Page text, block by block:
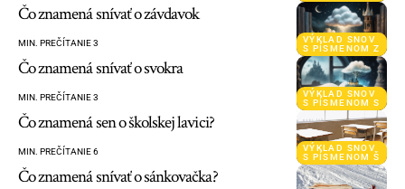
VÝKLAD SNOV
S PÍSMENOM Z
Čo znamená snívať o závdavok
MIN. PREČÍTANIE 3
VÝKLAD SNOV
S PÍSMENOM S
Čo znamená snívať o svokra
MIN. PREČÍTANIE 3
VÝKLAD SNOV
S PÍSMENOM Š
Čo znamená sen o školskej lavici?
MIN. PREČÍTANIE 6
Čo znamená snívať o sánkovačka?